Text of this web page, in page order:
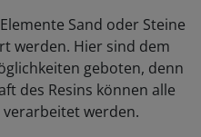
Sand oder Steine
werden. Hier sind dem
geboten, denn
des Resins können alle
werden.